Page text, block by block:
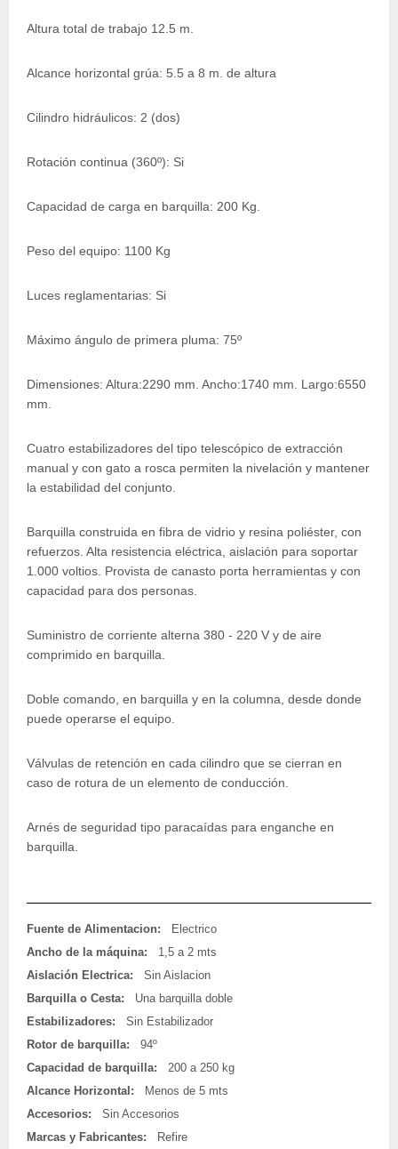
Altura total de trabajo 12.5 m.
Alcance horizontal grúa: 5.5 a 8 m. de altura
Cilindro hidráulicos: 2 (dos)
Rotación continua (360º): Si
Capacidad de carga en barquilla: 200 Kg.
Peso del equipo: 1100 Kg
Luces reglamentarias: Si
Máximo ángulo de primera pluma: 75º
Dimensiones: Altura:2290 mm. Ancho:1740 mm. Largo:6550
mm.
Cuatro estabilizadores del tipo telescópico de extracción
manual y con gato a rosca permiten la nivelación y mantener
la estabilidad del conjunto.
Barquilla construida en fibra de vidrio y resina poliéster, con
refuerzos. Alta resistencia eléctrica, aislación para soportar
1.000 voltios. Provista de canasto porta herramientas y con
capacidad para dos personas.
Suministro de corriente alterna 380 - 220 V y de aire
comprimido en barquilla.
Doble comando, en barquilla y en la columna, desde donde
puede operarse el equipo.
Válvulas de retención en cada cilindro que se cierran en
caso de rotura de un elemento de conducción.
Arnés de seguridad tipo paracaídas para enganche en
barquilla.
Fuente de Alimentacion:
Electrico
Ancho de la máquina:
1,5 a 2 mts
Aislación Electrica:
Sin Aislacion
Barquilla o Cesta:
Una barquilla doble
Estabilizadores:
Sin Estabilizador
Rotor de barquilla:
94º
Capacidad de barquilla:
200 a 250 kg
Alcance Horizontal:
Menos de 5 mts
Accesorios:
Sin Accesorios
Marcas y Fabricantes:
Refire